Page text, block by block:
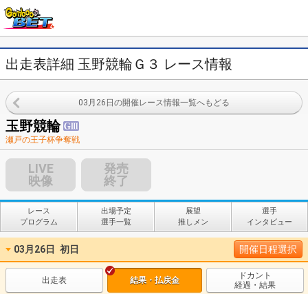
出走表詳細 玉野競輪Ｇ３ レース情報
03月26日の開催レース情報一覧へもどる
玉野競輪
瀬戸の王子杯争奪戦
LIVE
映像
発売
終了
レース
プログラム
出場予定
選手一覧
展望
推しメン
選手
インタビュー
03月26日 初日 開催日程選択
出走表 結果・払戻金
ドカント
経過・結果